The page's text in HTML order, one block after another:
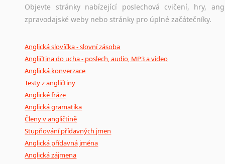
Objevte stránky nabízející poslechová cvičení, hry,
zpravodajské weby nebo stránky pro úplné začátečníky.
Anglická slovíčka - slovní zásoba
Angličtina do ucha - poslech, audio, MP3 a video
Anglická konverzace
Testy z angličtiny
Anglické fráze
Anglická gramatika
Členy v angličtině
Stupňování přídavných jmen
Anglická přídavná jména
Anglická zájmena